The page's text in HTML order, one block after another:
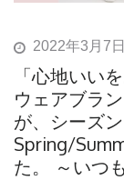
2022年3月7日
「心地いい
ウェアブラ
が、シーズ
Spring/
た。 ～いつ